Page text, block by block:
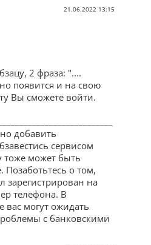
21.06.2022 13:15
2 фраза: "....
появится и на свою
Вы сможете войти.
добавить
сервисом
тоже может быть
о том,
зарегистрирован на
телефона. В
вас могут ожидать
с банковскими